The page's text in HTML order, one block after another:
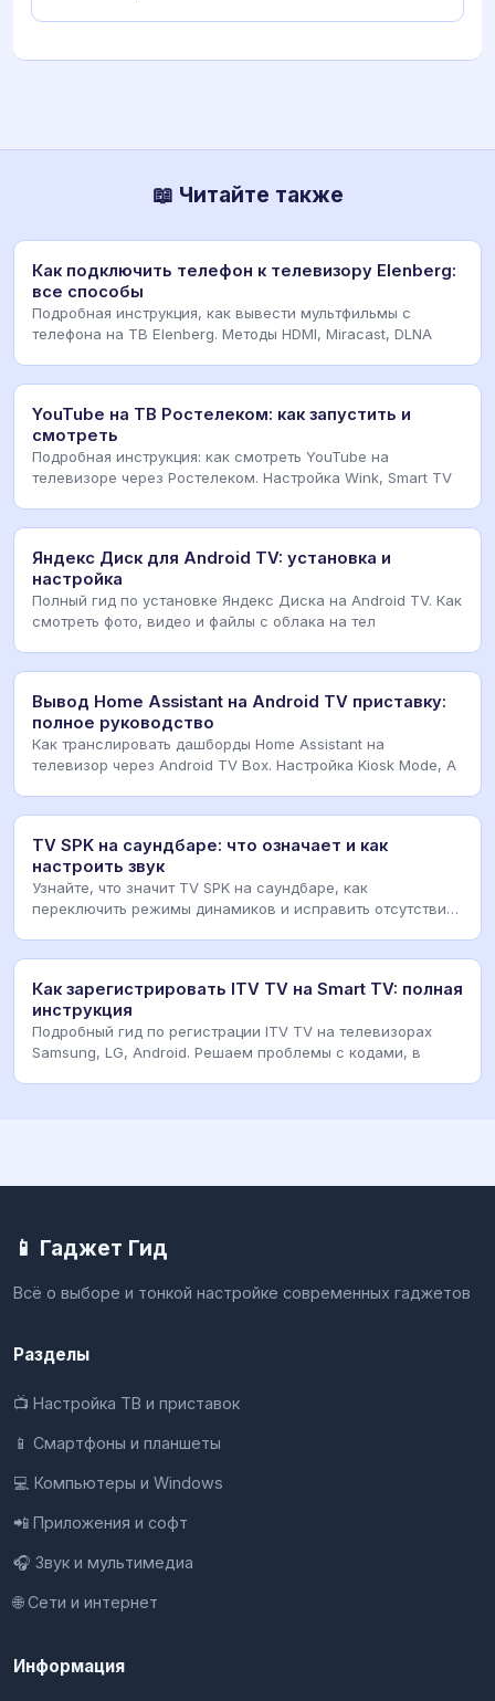
📖 Читайте также
Как подключить телефон к телевизору Elenberg:
все способы
Подробная инструкция, как вывести мультфильмы с
телефона на ТВ Elenberg. Методы HDMI, Miracast, DLNA
YouTube на ТВ Ростелеком: как запустить и
смотреть
Подробная инструкция: как смотреть YouTube на
телевизоре через Ростелеком. Настройка Wink, Smart TV
Яндекс Диск для Android TV: установка и
настройка
Полный гид по установке Яндекс Диска на Android TV. Как
смотреть фото, видео и файлы с облака на тел
Вывод Home Assistant на Android TV приставку:
полное руководство
Как транслировать дашборды Home Assistant на
телевизор через Android TV Box. Настройка Kiosk Mode, A
TV SPK на саундбаре: что означает и как
настроить звук
Узнайте, что значит TV SPK на саундбаре, как
переключить режимы динамиков и исправить отсутствие
Как зарегистрировать ITV TV на Smart TV: полная
инструкция
Подробный гид по регистрации ITV TV на телевизорах
Samsung, LG, Android. Решаем проблемы с кодами, в
📱 Гаджет Гид
Всё о выборе и тонкой настройке современных гаджетов
Разделы
📺 Настройка ТВ и приставок
📱 Смартфоны и планшеты
💻 Компьютеры и Windows
📲 Приложения и софт
🎧 Звук и мультимедиа
🌐 Сети и интернет
Информация